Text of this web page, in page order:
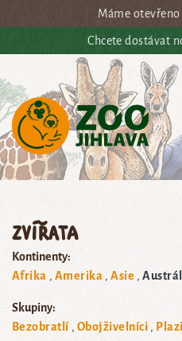
Přejít na hlavní obsah
Máme
Chcete dostávat
Zvířata
Kontinenty:
Afrika
Amerika Asie
Skupiny:
Bezobratlí
Obojživelníci Plazi